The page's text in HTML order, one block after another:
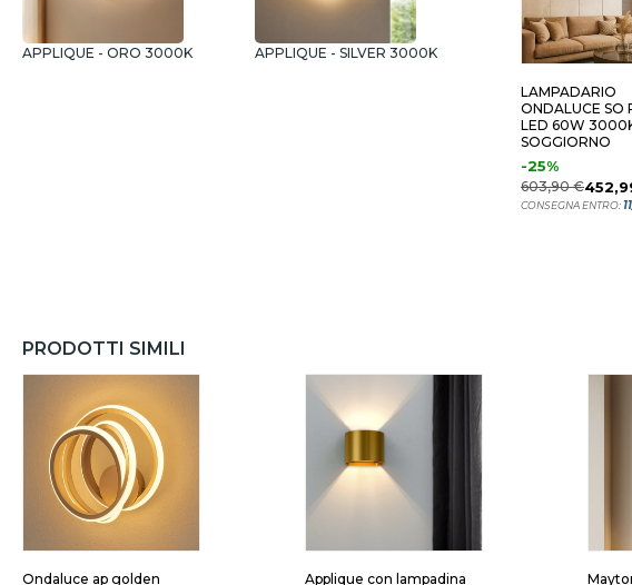
APPLIQUE - ORO 3000K APPLIQUE - SILVER 3000K PICCOLO - SILVER
LAMPADARIO
ONDALUCE SO
LED 60W
SOGGIORNO
-25%
603,90 €
CONSEGNA ENTRO:
PRODOTTI SIMILI
Ondaluce ap golden
Applique con lampadina